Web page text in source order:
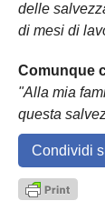
delle
di mesi di
Comunque
"Alla mia
questa
Condividi